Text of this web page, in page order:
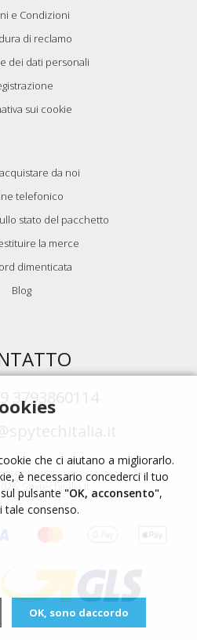
e Condizioni
di reclamo
dei dati personali
sui cookie
da noi
telefonico
stato del pacchetto
la merce
dimenticata
Blog
3793860114
Spytechitalia.it
che ci aiutano a migliorarlo.
è necessario concederci il tuo
pulsante "OK, acconsento",
tale consenso.
OK, sono daccordo